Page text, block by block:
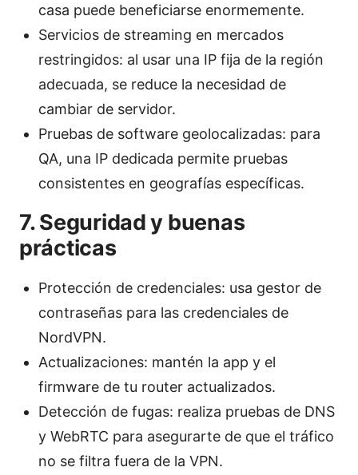
casa puede beneficiarse enormemente.
Servicios de streaming en mercados
restringidos: al usar una IP fija de la región
adecuada, se reduce la necesidad de
cambiar de servidor.
Pruebas de software geolocalizadas: para
QA, una IP dedicada permite pruebas
consistentes en geografías específicas.
7. Seguridad y buenas
prácticas
Protección de credenciales: usa gestor de
contraseñas para las credenciales de
NordVPN.
Actualizaciones: mantén la app y el
firmware de tu router actualizados.
Detección de fugas: realiza pruebas de DNS
y WebRTC para asegurarte de que el tráfico
no se filtra fuera de la VPN.